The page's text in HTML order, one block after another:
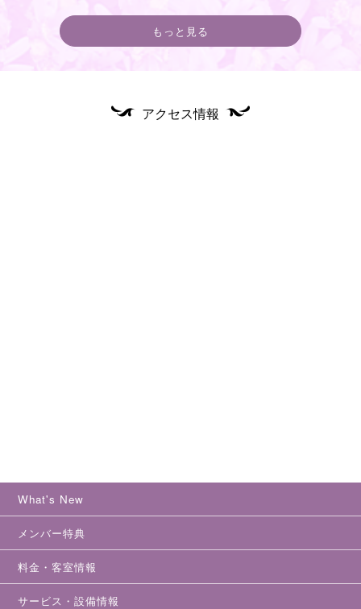
もっと見る
アクセス情報
What's New
メンバー特典
料金・客室情報
サービス・設備情報